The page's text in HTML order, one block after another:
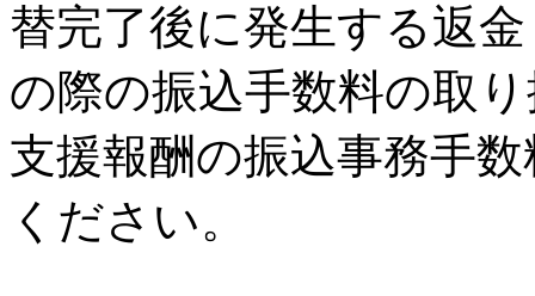
替完了後に発生する返金
の際の振込手数料の取
支援報酬の振込事務手
ください。